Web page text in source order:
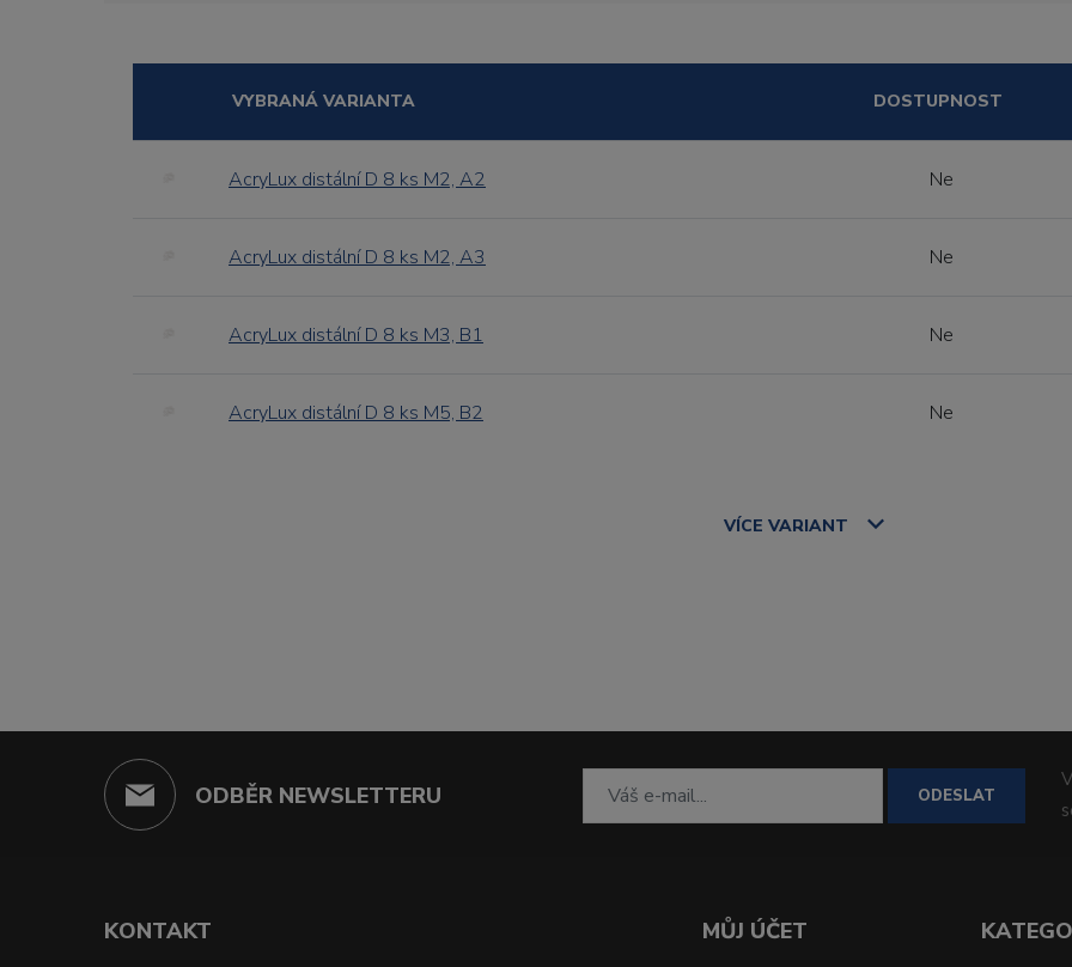
VYBRANÁ VARIANTA DOSTUPNOST
AcryLux distální D 8 ks M2, A2 Ne
AcryLux distální D 8 ks M2, A3 Ne
AcryLux distální D 8 ks M3, B1 Ne
AcryLux distální D 8 ks M5, B2 Ne
VÍCE VARIANT
ODBĚR NEWSLETTERU ODESLAT
KONTAKT MŮJ ÚČET